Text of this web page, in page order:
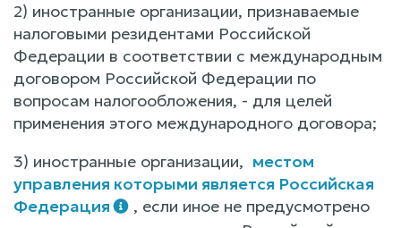
2) иностранные организации, признаваемые
налоговыми резидентами Российской
Федерации в соответствии с международным
договором Российской Федерации по
вопросам налогообложения, - для целей
применения этого международного договора;
3) иностранные организации, местом
управления которыми является Российская
Федерация
, если иное не предусмотрено